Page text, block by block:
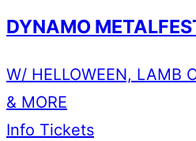
DYNAMO
W/ HELLOWEEN, LAMB
& MORE
Info Tickets